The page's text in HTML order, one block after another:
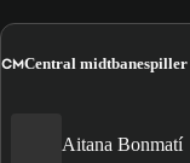
CMCentral midtbanespiller
Aitana Bonmatí